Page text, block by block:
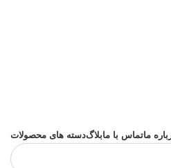
ماتماس با مابلاگدسته های محصولات